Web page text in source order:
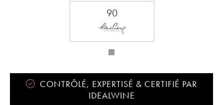
90
CONTRÔLÉ, EXPERTISÉ & CERTIFIÉ PAR
IDEALWINE